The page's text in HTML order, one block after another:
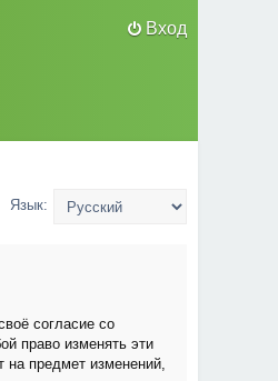
Вход
Язык:
согласие со
право изменять эти
на предмет изменений,